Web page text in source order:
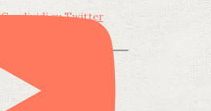
Condividi su Twitter